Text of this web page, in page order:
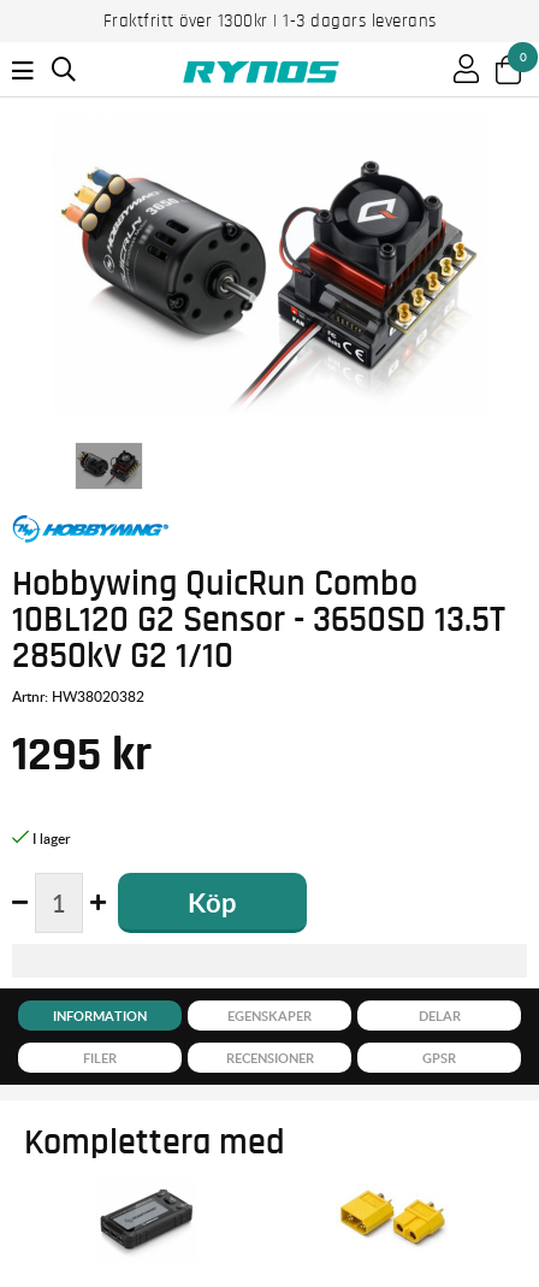
Fraktfritt över 1300kr | 1-3 dagars leverans
0
Hobbywing QuicRun Combo
10BL120 G2 Sensor - 3650SD 13.5T
2850kV G2 1/10
Artnr: HW38020382
1295 kr
Köp
INFORMATION EGENSKAPER DELAR
FILER RECENSIONER GPSR
Komplettera med